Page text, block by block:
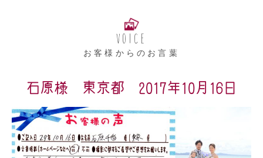
VOICE
お客様からのお言葉
石原様 東京都 2017年10月16日